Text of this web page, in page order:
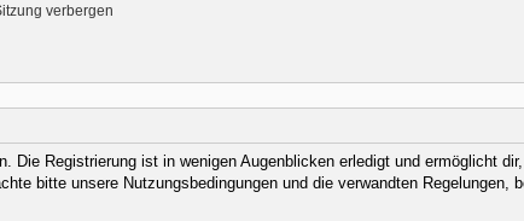
verbergen
Registrierung ist in wenigen Augenblicken erledigt und ermöglicht
bitte unsere Nutzungsbedingungen und die verwandten Regelungen,